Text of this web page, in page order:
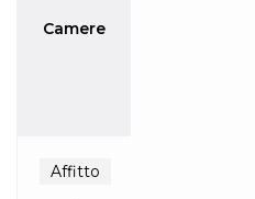
Camere
Affitto